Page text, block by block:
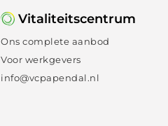
Vitaliteitscentrum
Ons complete aanbod
Voor werkgevers
info@vcpapendal.nl